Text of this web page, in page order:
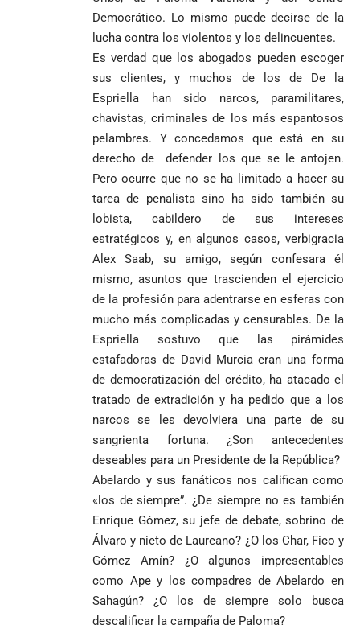
Democrático. Lo mismo puede decirse de la
lucha contra los violentos y los delincuentes.
Es verdad que los abogados pueden escoger
sus clientes, y muchos de los de De la
Espriella han sido narcos, paramilitares,
chavistas, criminales de los más espantosos
pelambres. Y concedamos que está en su
derecho de defender los que se le antojen.
Pero ocurre que no se ha limitado a hacer su
tarea de penalista sino ha sido también su
lobista, cabildero de sus intereses
estratégicos y, en algunos casos, verbigracia
Alex Saab, su amigo, según confesara él
mismo, asuntos que trascienden el ejercicio
de la profesión para adentrarse en esferas con
mucho más complicadas y censurables. De la
Espriella sostuvo que las pirámides
estafadoras de David Murcia eran una forma
de democratización del crédito, ha atacado el
tratado de extradición y ha pedido que a los
narcos se les devolviera una parte de su
sangrienta fortuna. ¿Son antecedentes
deseables para un Presidente de la República?
Abelardo y sus fanáticos nos califican como
«los de siempre”. ¿De siempre no es también
Enrique Gómez, su jefe de debate, sobrino de
Álvaro y nieto de Laureano? ¿O los Char, Fico y
Gómez Amín? ¿O algunos impresentables
como Ape y los compadres de Abelardo en
Sahagún? ¿O los de siempre solo busca
descalificar la campaña de Paloma?